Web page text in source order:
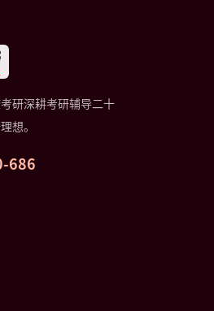
研深耕考研辅导二十
想。
686